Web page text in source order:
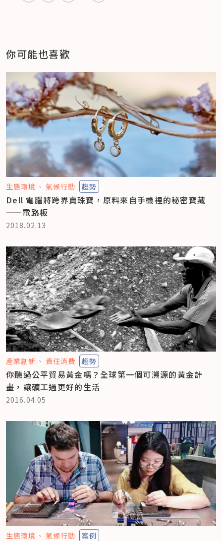
你可能也喜歡
生態環境 氣候行動 趨勢
Dell 電腦將跨界賣珠寶，原料來自手機裡的秘密寶藏
——電路板
2018.02.13
產業創新 責任消費 趨勢
你聽過公平貿易黃金嗎？全球第一個可溯源的黃金計
畫，讓礦工過更好的生活
2016.04.05
生態環境 氣候行動 案例